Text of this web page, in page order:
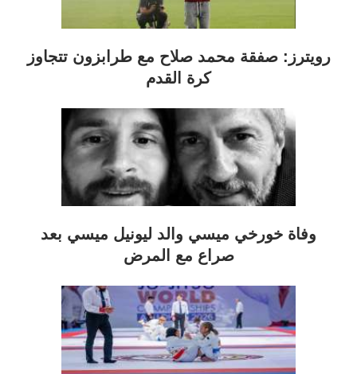
رويترز: صفقة محمد صلاح مع طرابزون تتجاوز
كرة القدم
وفاة خورخي ميسي والد ليونيل ميسي بعد
صراع مع المرض